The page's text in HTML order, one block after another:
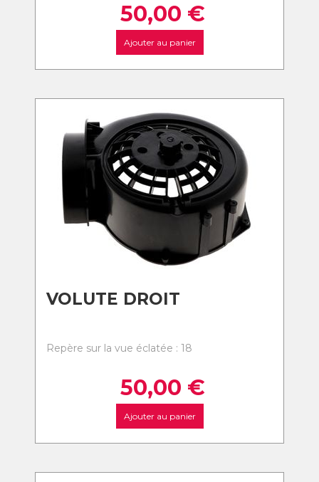
50,00 €
Ajouter au panier
VOLUTE DROIT
Repère sur la vue éclatée : 18
50,00 €
Ajouter au panier